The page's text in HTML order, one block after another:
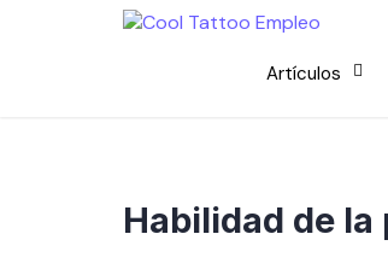
Artículos
Habilidad de